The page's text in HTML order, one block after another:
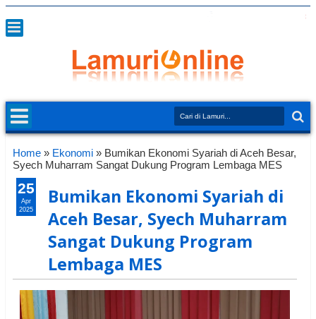
Home » Ekonomi » Bumikan Ekonomi Syariah di Aceh Besar,
Syech Muharram Sangat Dukung Program Lembaga MES
Bumikan Ekonomi Syariah di
Aceh Besar, Syech Muharram
Sangat Dukung Program
Lembaga MES
25
Apr
2025